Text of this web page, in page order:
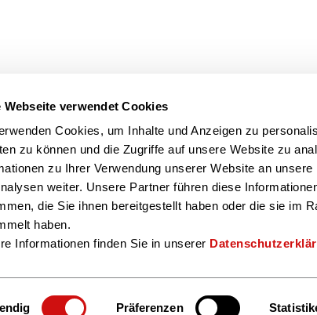
Webseite verwendet Cookies
Cookies, um Inhalte und Anzeigen zu
zu können und die Zugriffe auf unsere Website zu
zu Ihrer Verwendung unserer Website an
weiter. Unsere Partner führen diese
die Sie ihnen bereitgestellt haben oder die sie im
haben.
Informationen finden Sie in unserer
Präferenzen